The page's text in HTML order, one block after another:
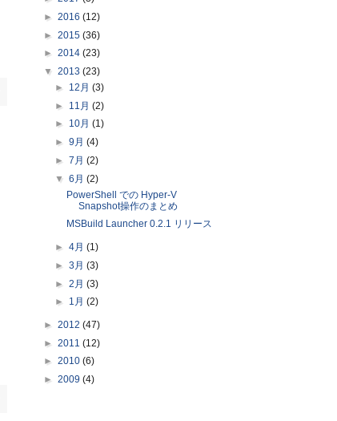
► 2016 (12)
► 2015 (36)
► 2014 (23)
▼ 2013 (23)
► 12月(3)
► 11月(2)
► 10月(1)
►9月(4)
►7月(2)
▼6月(2)
PowerShell での Hyper-V
Snapshot操作のまとめ
MSBuild Launcher 0.2.1 リリース
►4月(1)
►3月(3)
►2月(3)
► 1月(2)
► 2012 (47)
► 2011 (12)
► 2010 (6)
► 2009 (4)